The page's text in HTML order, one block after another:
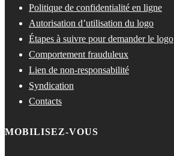
Politique de confidentialité en ligne
Autorisation d’utilisation du logo
Étapes à suivre pour demander le logo
Comportement frauduleux
Lien de non-responsabilité
Syndication
Contacts
MOBILISEZ-VOUS